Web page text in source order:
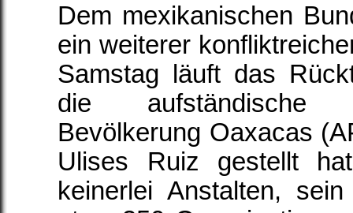
Dem mexikanischen
ein weiterer
Samstag läuft das
die aufständische
Bevölkerung Oaxacas
Ulises Ruiz gestellt
keinerlei Anstalten,